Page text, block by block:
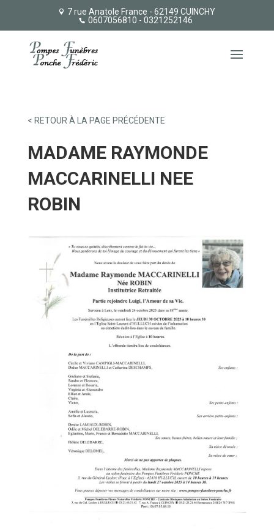
7 rue Anatole France - 62149 CUINCHY
0607056810 - 0321252146
< RETOUR À LA PAGE PRÉCÉDENTE
MADAME RAYMONDE
MACCARINELLI NEE
ROBIN